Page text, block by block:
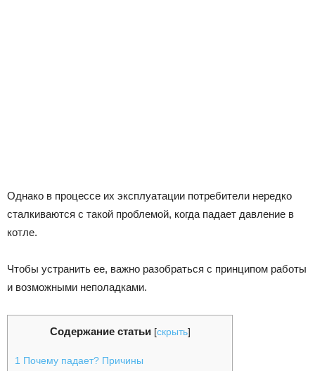
Однако в процессе их эксплуатации потребители нередко
сталкиваются с такой проблемой, когда падает давление в
котле.
Чтобы устранить ее, важно разобраться с принципом работы
и возможными неполадками.
Содержание статьи [скрыть]
1 Почему падает? Причины